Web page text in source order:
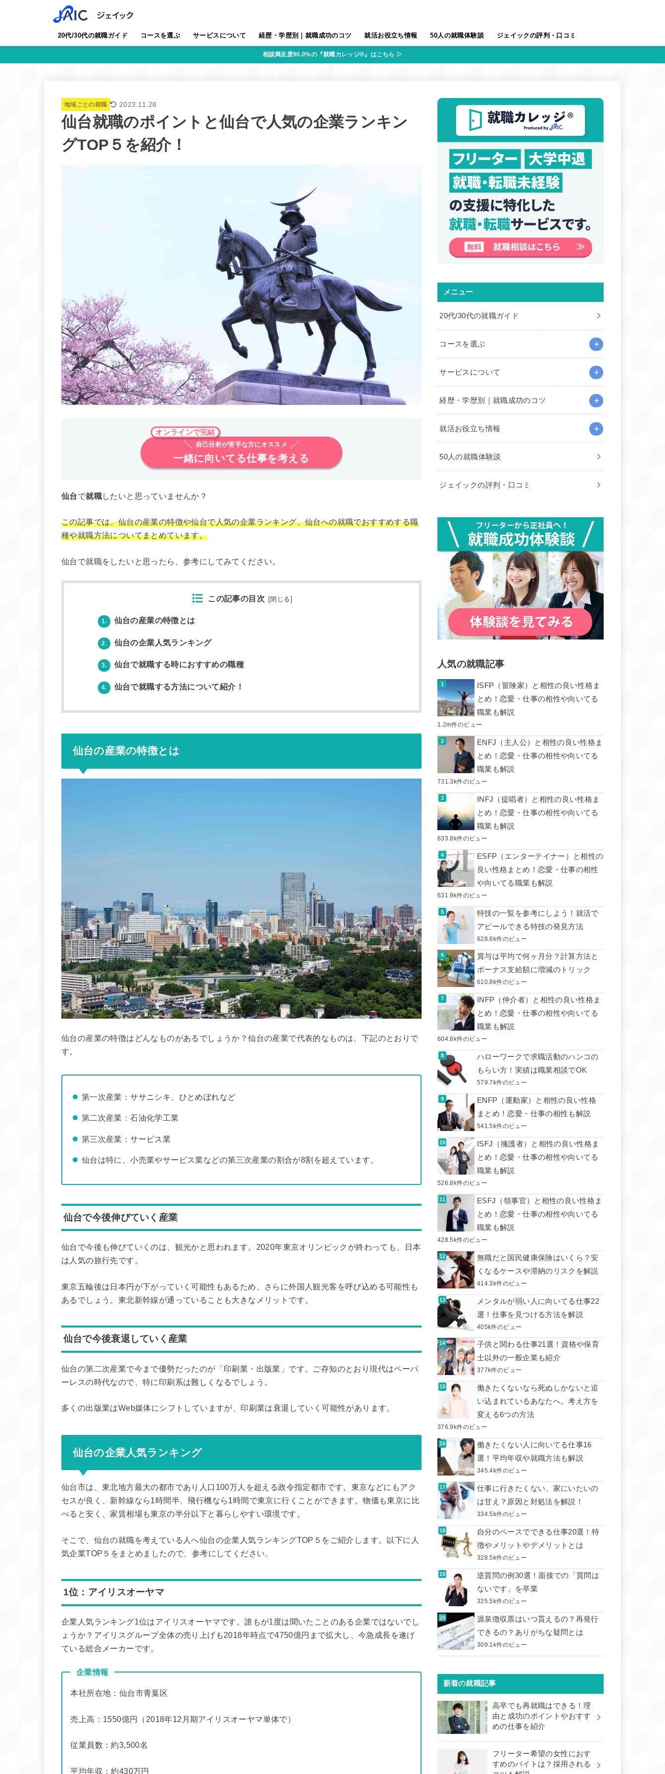
20代/30代の就職ガイド コースを選ぶ サービスについて 経歴・学歴別｜就職成功のコツ 就活お役立ち情報 50人の就職体験談 ジェイックの評判・口コミ
相談満足度90.0%の『就職カレッジ®』はこちら ▷
地域ごとの就職 2023.11.28
仙台就職のポイントと仙台で人気の企業ランキン
グTOP５を紹介！
オンラインで完結
自己分析が苦手な方にオススメ
一緒に向いてる仕事を考える
仙台で就職したいと思っていませんか？
この記事では、仙台の産業の特徴や仙台で人気の企業ランキング、仙台への就職でおすすめする職
種や就職方法についてまとめています。
仙台で就職をしたいと思ったら、参考にしてみてください。
この記事の目次 閉じる
1. 仙台の産業の特徴とは
2. 仙台の企業人気ランキング
3. 仙台で就職する時におすすめの職種
4. 仙台で就職する方法について紹介！
仙台の産業の特徴とは
仙台の産業の特徴はどんなものがあるでしょうか？仙台の産業で代表的なものは、下記のとおりで
す。
第一次産業：ササニシキ、ひとめぼれなど
第二次産業：石油化学工業
第三次産業：サービス業
仙台は特に、小売業やサービス業などの第三次産業の割合が8割を超えています。
仙台で今後伸びていく産業
仙台で今後も伸びていくのは、観光かと思われます。2020年東京オリンピックが終わっても、日本
は人気の旅行先です。
東京五輪後は日本円が下がっていく可能性もあるため、さらに外国人観光客を呼び込める可能性も
あるでしょう。東北新幹線が通っていることも大きなメリットです。
仙台で今後衰退していく産業
仙台の第二次産業で今まで優勢だったのが「印刷業・出版業」です。ご存知のとおり現代はペーパ
ーレスの時代なので、特に印刷系は難しくなるでしょう。
多くの出版業はWeb媒体にシフトしていますが、印刷業は衰退していく可能性があります。
仙台の企業人気ランキング
仙台市は、東北地方最大の都市であり人口100万人を超える政令指定都市です。東京などにもアク
セスが良く、新幹線なら1時間半、飛行機なら1時間で東京に行くことができます。物価も東京に比
べると安く、家賃相場も東京の半分以下と暮らしやすい環境です。
そこで、仙台の就職を考えている人へ仙台の企業人気ランキングTOP５をご紹介します。以下に人
気企業TOP５をまとめましたので、参考にしてください。
1位：アイリスオーヤマ
企業人気ランキング1位はアイリスオーヤマです。誰もが1度は聞いたことのある企業ではないでし
ょうか？アイリスグループ全体の売り上げも2018年時点で4750億円まで拡大し、今急成長を遂げ
ている総合メーカーです。
企業情報
本社所在地：仙台市青葉区
売上高：1550億円（2018年12月期アイリスオーヤマ単体で）
従業員数：約3,500名
平均年収：約430万円
メニュー
20代/30代の就職ガイド
コースを選ぶ
サービスについて
経歴・学歴別｜就職成功のコツ
就活お役立ち情報
50人の就職体験談
ジェイックの評判・口コミ
人気の就職記事
ISFP（冒険家）と相性の良い性格ま
とめ！恋愛・仕事の相性や向いてる
職業も解説
1.2m件のビュー
ENFJ（主人公）と相性の良い性格ま
とめ！恋愛・仕事の相性や向いてる
職業も解説
731.3k件のビュー
INFJ（提唱者）と相性の良い性格ま
とめ！恋愛・仕事の相性や向いてる
職業も解説
633.8k件のビュー
ESFP（エンターテイナー）と相性の
良い性格まとめ！恋愛・仕事の相性
や向いてる職業も解説
631.9k件のビュー
特技の一覧を参考にしよう！就活で
アピールできる特技の発見方法
628.6k件のビュー
賞与は平均で何ヶ月分？計算方法と
ボーナス支給額に増減のトリック
610.8k件のビュー
INFP（仲介者）と相性の良い性格ま
とめ！恋愛・仕事の相性や向いてる
職業も解説
604.8k件のビュー
ハローワークで求職活動のハンコの
もらい方！実績は職業相談でOK
579.7k件のビュー
ENFP（運動家）と相性の良い性格
まとめ！恋愛・仕事の相性も解説
541.5k件のビュー
ISFJ（擁護者）と相性の良い性格ま
とめ！恋愛・仕事の相性や向いてる
職業も解説
526.8k件のビュー
ESFJ（領事官）と相性の良い性格ま
とめ！恋愛・仕事の相性や向いてる
職業も解説
428.5k件のビュー
無職だと国民健康保険はいくら？安
くなるケースや滞納のリスクを解説
414.3k件のビュー
メンタルが弱い人に向いてる仕事22
選！仕事を見つける方法を解説
405k件のビュー
子供と関わる仕事21選！資格や保育
士以外の一般企業も紹介
377k件のビュー
働きたくないなら死ぬしかないと追
い込まれているあなたへ。考え方を
変える6つの方法
376.9k件のビュー
働きたくない人に向いてる仕事16
選！平均年収や就職方法も解説
345.4k件のビュー
仕事に行きたくない、家にいたいの
は甘え？原因と対処法を解説！
334.5k件のビュー
自分のペースでできる仕事20選！特
徴やメリットやデメリットとは
328.5k件のビュー
逆質問の例30選！面接での「質問は
ないです」を卒業
325.5k件のビュー
源泉徴収票はいつ貰えるの？再発行
できるの？ありがちな疑問とは
309.1k件のビュー
新着の就職記事
高卒でも再就職はできる！理
由と成功のポイントやおすす
めの仕事を紹介
フリーター希望の女性におす
すめのバイトは？採用される